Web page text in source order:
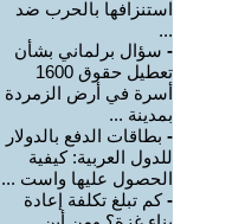
استنزافها بالحرب ضد
...
- سؤال برلماني بشأن
تعطيل حقوق 1600
أسرة في أرض الزمردة
بمدينة ...
- بطاقات الدفع بالدولار
للدول العربية: كيفية
الحصول عليها واست ...
-كم تبلغ تكلفة إعادة